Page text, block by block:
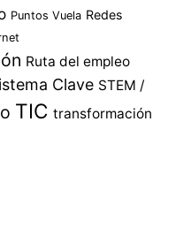
Puntos Vuela Redes
Ruta del empleo
Clave STEM /
TIC transformación